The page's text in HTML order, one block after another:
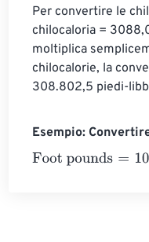
Per convertire le
chilocaloria =
moltiplica
chilocalorie, la
308.802,5 piedi-
Esempio:
Foot pounds=10